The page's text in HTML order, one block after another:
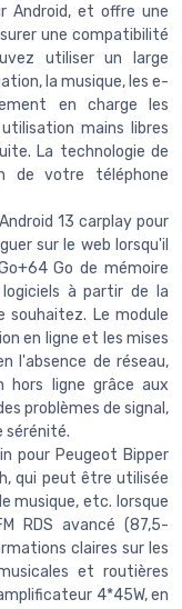
Android, et offre une
une compatibilité
utiliser un large
la musique, les e-
en charge les
mains libres
La technologie de
de votre téléphone
13 carplay pour
sur le web lorsqu'il
Go de mémoire
à partir de la
souhaitez. Le module
en ligne et les mises
l'absence de réseau,
hors ligne grâce aux
problèmes de signal,
sérénité.
pour Peugeot Bipper
qui peut être utilisée
musique, etc. lorsque
RDS avancé (87,5-
claires sur les
et routières
4*45W, en